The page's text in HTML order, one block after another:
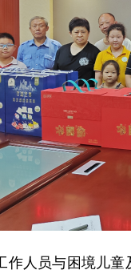
人员与困境儿童